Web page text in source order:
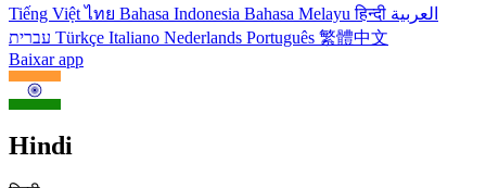
Tiếng Việtไทย Bahasa Indonesia Bahasa Melayuहिन्दी العربية
Türkçe Italiano Nederlands Português 繁體中文
Baixar app
Hindi